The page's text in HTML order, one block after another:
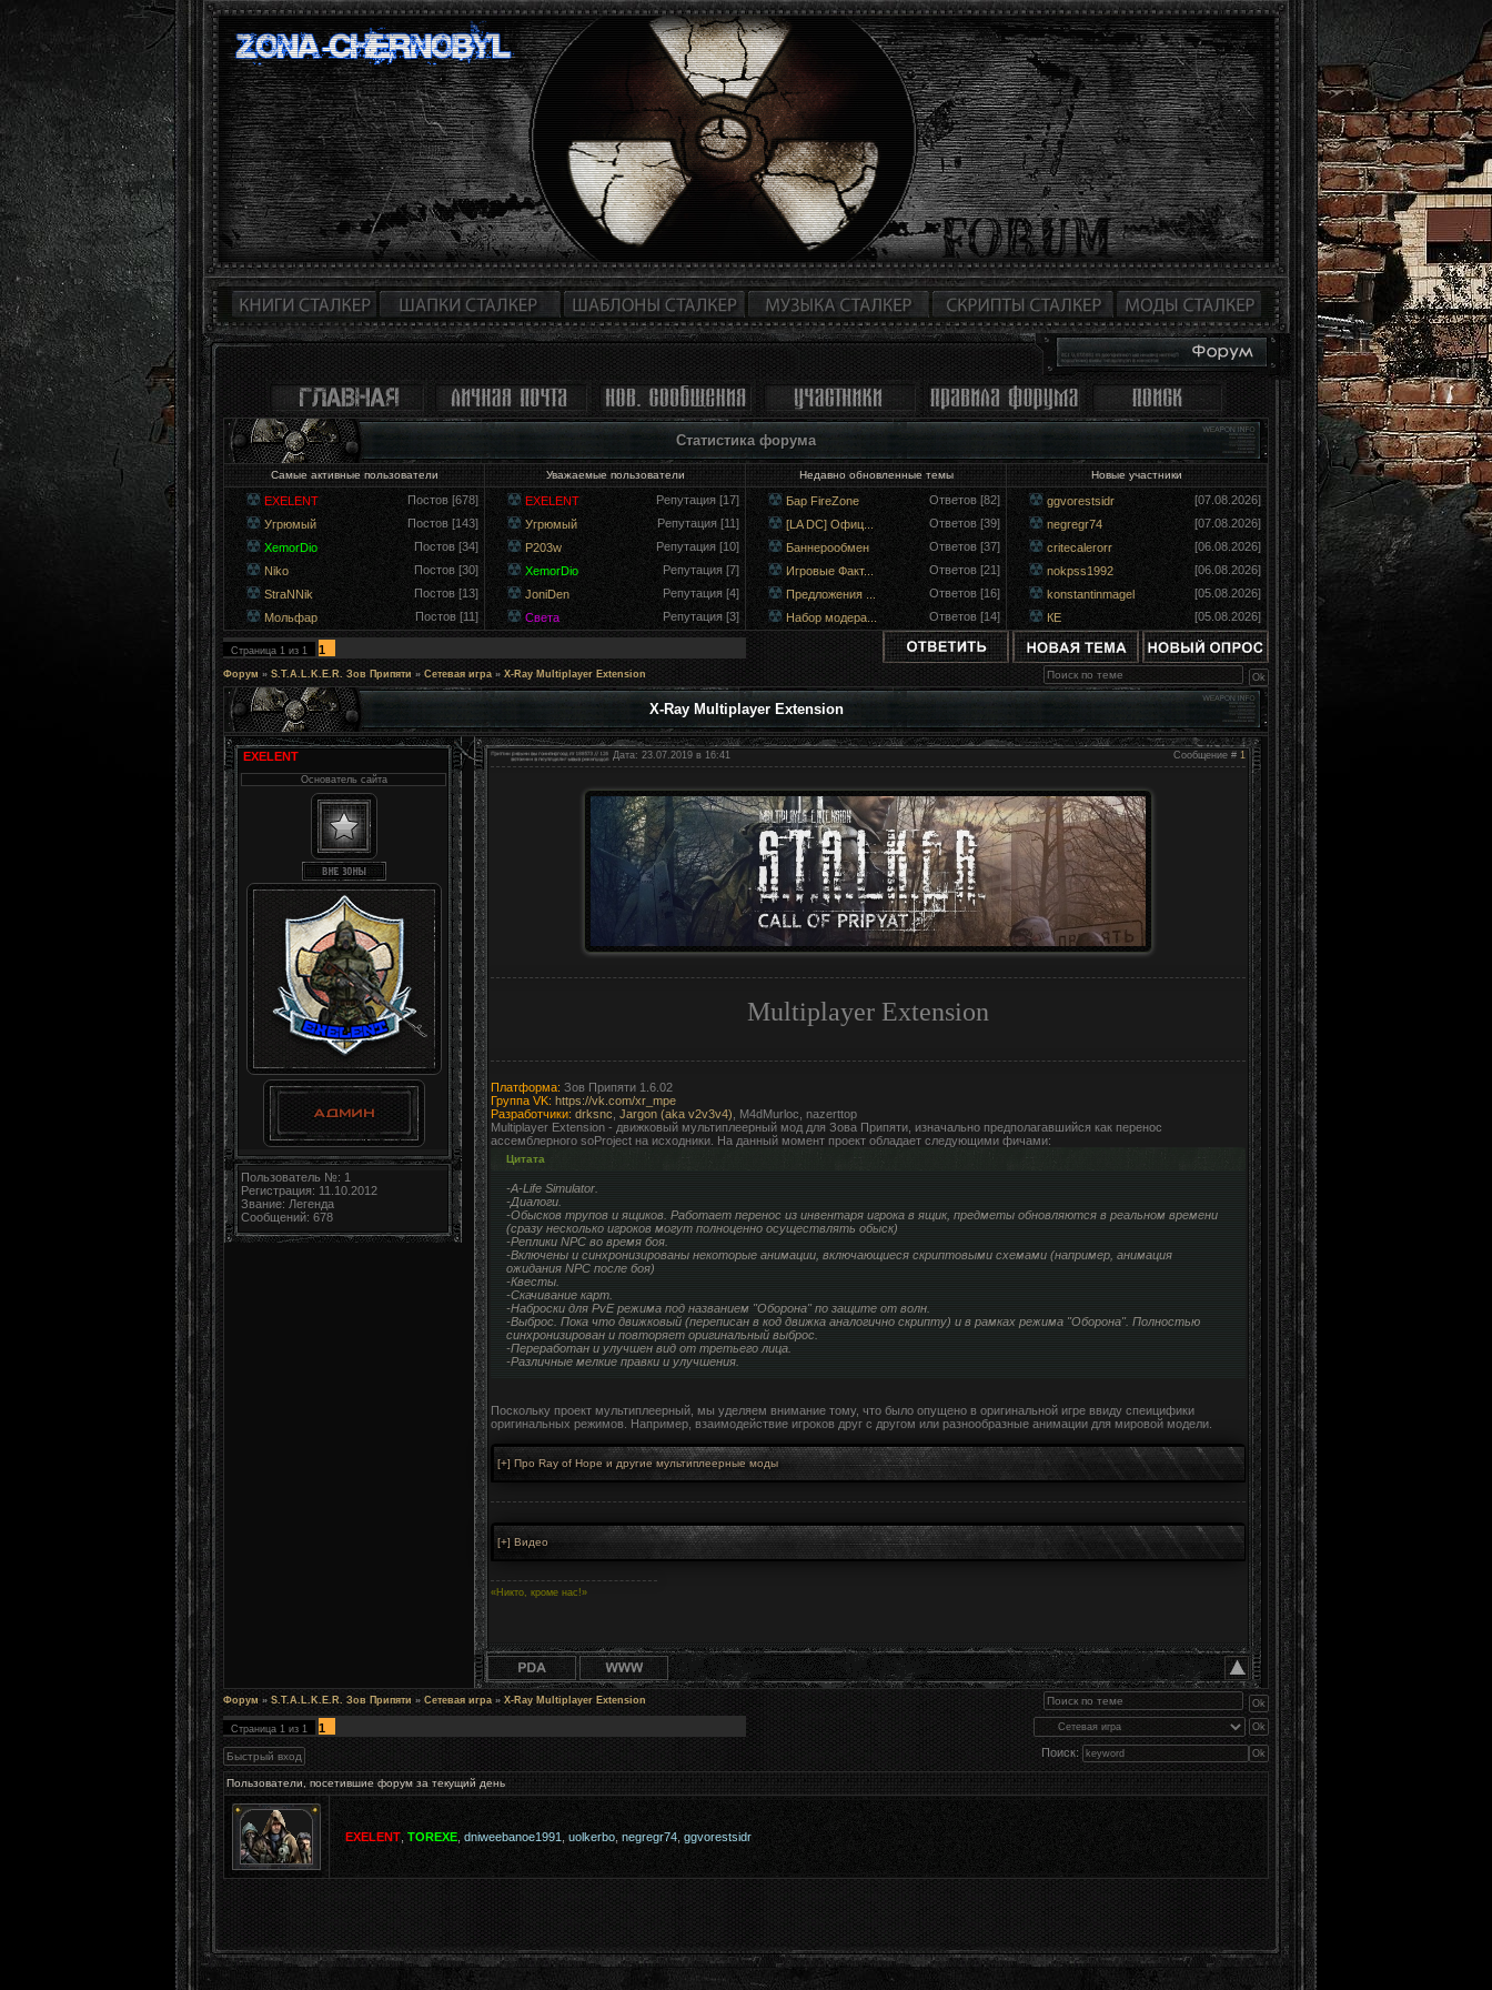
Статистика форума
Самые активные пользователи Уважаемые пользователи Недавно обновленные темы Новые участники
EXELENT
Постов [678]
Угрюмый
Постов [143]
XemorDio
Постов [34]
Niko
Постов [30]
StraNNik
Постов [13]
Мольфар
Постов [11]
EXELENT
Репутация [17]
Угрюмый
Репутация [11]
P203w
Репутация [10]
XemorDio
Репутация [7]
JoniDen
Репутация [4]
Света
Репутация [3]
Бар FireZone
Ответов [82]
[LA DC] Офиц...
Ответов [39]
Баннерообмен
Ответов [37]
Игровые Факт...
Ответов [21]
Предложения ...
Ответов [16]
Набор модера...
Ответов [14]
ggvorestsidr
[07.08.2026]
negregr74
[07.08.2026]
critecalerorr
[06.08.2026]
nokpss1992
[06.08.2026]
konstantinmagel
[05.08.2026]
КЕ
[05.08.2026]
Страница 1 из 1 1
Форум » S.T.A.L.K.E.R. Зов Припяти » Сетевая игра » X-Ray Multiplayer Extension
X-Ray Multiplayer Extension
EXELENT
Основатель сайта
Пользователь №: 1
Регистрация: 11.10.2012
Звание: Легенда
Сообщений: 678
Сообщение # 1
Дата: 23.07.2019 в 16:41
Multiplayer Extension
Платформа: Зов Припяти 1.6.02
Группа VK: https://vk.com/xr_mpe
Разработчики: drksnc Jargon (aka v2v3v4) , M4dMurloc, nazerttop
Multiplayer Extension - движковый мультиплеерный мод для Зова Припяти, изначально предполагавшийся как перенос
ассемблерного soProject на исходники. На данный момент проект обладает следующими фичами:
Цитата
-A-Life Simulator.
-Диалоги.
-Обысков трупов и ящиков. Работает перенос из инвентаря игрока в ящик, предметы обновляются в реальном времени
(сразу несколько игроков могут полноценно осуществлять обыск)
-Реплики NPC во время боя.
-Включены и синхронизированы некоторые анимации, включающиеся скриптовыми схемами (например, анимация
ожидания NPC после боя)
-Квесты.
-Скачивание карт.
-Наброски для PvE режима под названием "Оборона" по защите от волн.
-Выброс. Пока что движковый (переписан в код движка аналогично скрипту) и в рамках режима "Оборона". Полностью
синхронизирован и повторяет оригинальный выброс.
-Переработан и улучшен вид от третьего лица.
-Различные мелкие правки и улучшения.
Поскольку проект мультиплеерный, мы уделяем внимание тому, что было опущено в оригинальной игре ввиду спеицифики
оригинальных режимов. Например, взаимодействие игроков друг с другом или разнообразные анимации для мировой модели.
«Никто, кроме нас!»
Форум » S.T.A.L.K.E.R. Зов Припяти » Сетевая игра » X-Ray Multiplayer Extension
Страница 1 из 1
1
Поиск:
Пользователи, посетившие форум за текущий день
EXELENT ,TOREXE dniweebanoe1991 ,uolkerbo negregr74 ggvorestsidr